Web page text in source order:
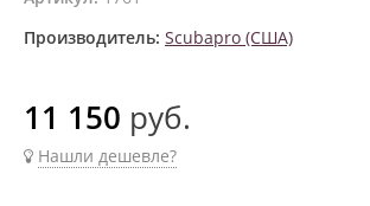
Производитель: Scubapro (США)
11 150 руб.
Нашли дешевле?